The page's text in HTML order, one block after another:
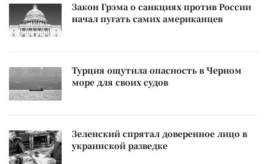
Закон Грэма о санкциях против России
начал пугать самих американцев
Турция ощутила опасность в Черном
море для своих судов
Зеленский спрятал доверенное лицо в
украинской разведке